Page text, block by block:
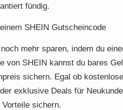
fündig.
SHEIN Gutscheincode
mehr sparen, indem du
von SHEIN kannst du bares
sichern. Egal ob
exklusive Deals für
sichern.